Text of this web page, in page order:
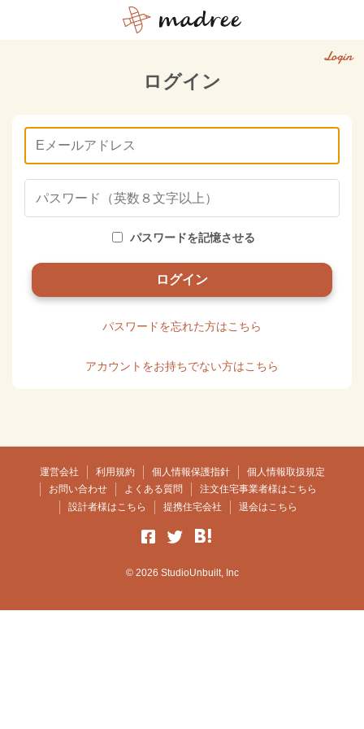
Login
ログイン
パスワードを記憶させる
パスワードを忘れた方はこちら
アカウントをお持ちでない方はこちら
運営会社 利用規約 個人情報保護指針
個人情報取扱規定
お問い合わせ
よくある質問
注文住宅事業者様はこちら
設計者様はこちら
提携住宅会社 退会はこちら
© 2026 StudioUnbuilt, Inc